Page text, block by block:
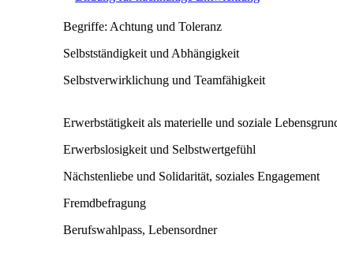
Begriffe: Achtung und Toleranz
Selbstständigkeit und Abhängigkeit
Selbstverwirklichung und Teamfähigkeit
Erwerbstätigkeit als materielle und soziale
Erwerbslosigkeit und Selbstwertgefühl
Nächstenliebe und Solidarität, soziales Engagement
Fremdbefragung
Berufswahlpass, Lebensordner